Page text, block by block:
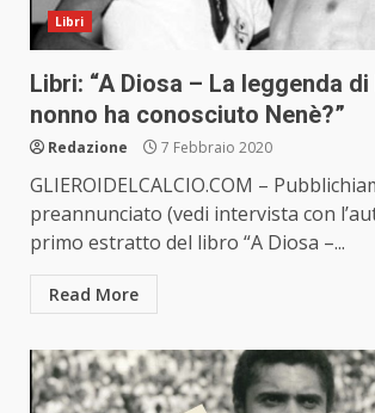
Libri
Libri: “A Diosa – La leggenda di
nonno ha conosciuto Nenè?”
Redazione 7 Febbraio 2020
GLIEROIDELCALCIO.COM –
preannunciato (vedi intervista con
primo estratto del libro “A Diosa –...
Read More